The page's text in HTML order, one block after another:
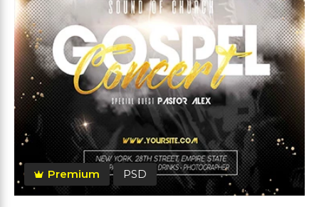
Premium PSD